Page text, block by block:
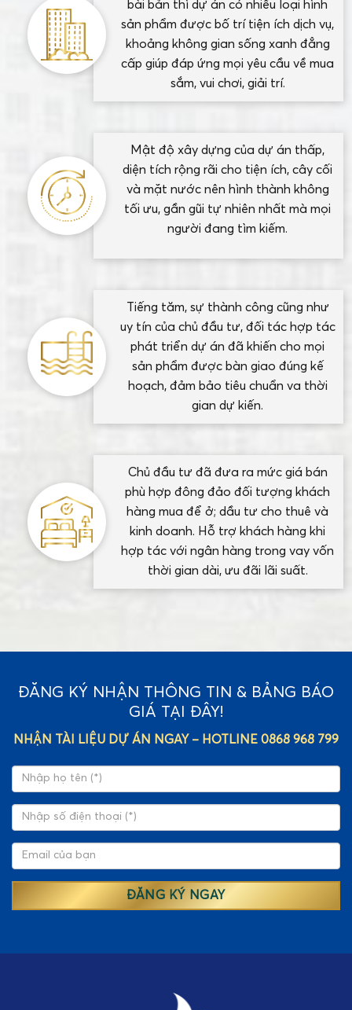
bài bản thì dự án có nhiều loại hình
sản phẩm được bố trí tiện ích dịch vụ,
khoảng không gian sống xanh đẳng
cấp giúp đáp ứng mọi yêu cầu về mua
sắm, vui chơi, giải trí.
Mật độ xây dựng của dự án thấp,
diện tích rộng rãi cho tiện ích, cây cối
và mặt nước nên hình thành không
tối ưu, gần gũi tự nhiên nhất mà mọi
người đang tìm kiếm.
Tiếng tăm, sự thành công cũng như
uy tín của chủ đầu tư, đối tác hợp tác
phát triển dự án đã khiến cho mọi
sản phẩm được bàn giao đúng kế
hoạch, đảm bảo tiêu chuẩn va thời
gian dự kiến.
Chủ đầu tư đã đưa ra mức giá bán
phù hợp đông đảo đối tượng khách
hàng mua để ở; dầu tư cho thuê và
kinh doanh. Hỗ trợ khách hàng khi
hợp tác với ngân hàng trong vay vốn
thời gian dài, ưu đãi lãi suất.
ĐĂNG KÝ NHẬN THÔNG TIN & BẢNG BÁO
GIÁ TẠI ĐÂY!
NHẬN TÀI LIỆU DỰ ÁN NGAY – HOTLINE 0868 968 799